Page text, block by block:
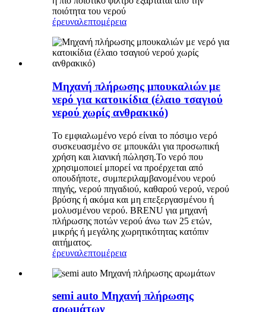
ποιότητα του νερού
έρευναλεπτομέρεια
Μηχανή πλήρωσης μπουκαλιών με
νερό για κατοικίδια (έλαιο τσαγιού
νερού χωρίς ανθρακικό)
Το εμφιαλωμένο νερό είναι το πόσιμο νερό
συσκευασμένο σε μπουκάλι για προσωπική
χρήση και λιανική πώληση.Το νερό που
χρησιμοποιεί μπορεί να προέρχεται από
οπουδήποτε, συμπεριλαμβανομένου νερού
πηγής, νερού πηγαδιού, καθαρού νερού, νερού
βρύσης ή ακόμα και μη επεξεργασμένου ή
μολυσμένου νερού. BRENU για μηχανή
πλήρωσης ποτών νερού άνω των 25 ετών,
μικρής ή μεγάλης χωρητικότητας κατόπιν
αιτήματος.
έρευναλεπτομέρεια
semi auto Μηχανή πλήρωσης
αρωμάτων